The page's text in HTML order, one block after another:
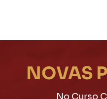
NOVAS
No Curso